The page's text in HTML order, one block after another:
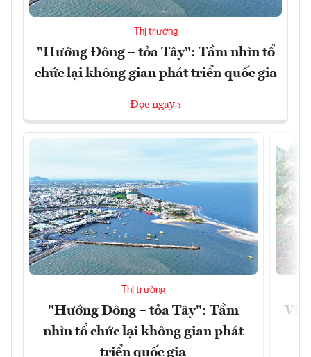
Thị trường
"Hướng Đông – tỏa Tây": Tầm nhìn tổ
chức lại không gian phát triển quốc gia
Đọc ngay
Thị trường
"Hướng Đông – tỏa Tây": Tầm
nhìn tổ chức lại không gian phát
triển quốc gia